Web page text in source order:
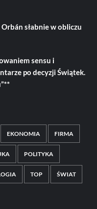
słabnie w obliczu
sensu i
po decyzji Świątek.
EKONOMIA FIRMA
POLITYKA
TOP ŚWIAT